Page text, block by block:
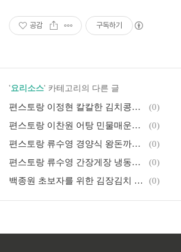
공감 구독하기
'요리소스' 카테고리의 다른 글
편스토랑 이정현 칼칼한 김치콩나물국 맛있게 끓이는 법 황금레시피
(0)
편스토랑 이찬원 어탕 민물매운탕 찬또어탕 황금레시피 만드는 법
(0)
편스토랑 류수영 경양식 왕돈까스 소스 만들기 만능 소스 황금레시피
(0)
편스토랑 류수영 간장게장 냉동꽃게손질 황금레시피 숙성 양념소스 만드는 비법
(0)
백종원 초보자를 위한 김장김치 황금레시피 육수없이 쉽고 맛있는 김장김치만드는 법
(0)